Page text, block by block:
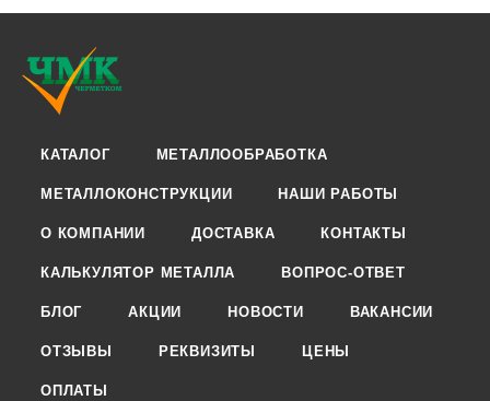
КАТАЛОГ МЕТАЛЛООБРАБОТКА
МЕТАЛЛОКОНСТРУКЦИИ НАШИ РАБОТЫ
О КОМПАНИИ ДОСТАВКА КОНТАКТЫ
КАЛЬКУЛЯТОР МЕТАЛЛА ВОПРОС-ОТВЕТ
БЛОГ АКЦИИ НОВОСТИ ВАКАНСИИ
ОТЗЫВЫ РЕКВИЗИТЫ ЦЕНЫ
ОПЛАТЫ